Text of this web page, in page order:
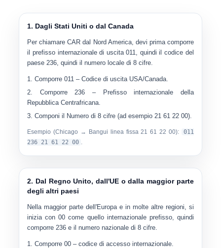
1. Dagli Stati Uniti o dal Canada
Per chiamare CAR dal Nord America, devi prima comporre
il prefisso internazionale di uscita011, quindi il codice del
paese236, quindi il numero locale di 8 cifre.
Comporre011 – Codice di uscita USA/Canada.
Comporre236 – Prefisso internazionale della
Repubblica Centrafricana.
Componi il
Numero di 8 cifre (ad esempio 21 61 22 00).
Esempio (Chicago → Bangui linea fissa 21 61 22 00):
011
236 21 61 22 00 .
2. Dal Regno Unito, dall'UE o dalla maggior parte
degli altri paesi
Nella maggior parte dell'Europa e in molte altre regioni, si
inizia con00 come quello internazionale prefisso, quindi
comporre236 e il numero nazionale di 8 cifre.
Comporre00 – codice di accesso internazionale.